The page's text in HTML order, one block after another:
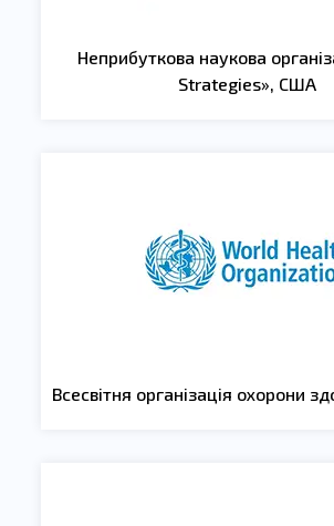
Неприбуткова наукова
Strategies», США
Всесвітня організація охорони